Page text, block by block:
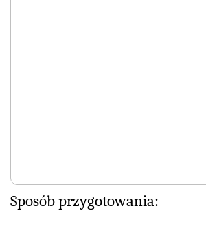
Sposób przygotowania: